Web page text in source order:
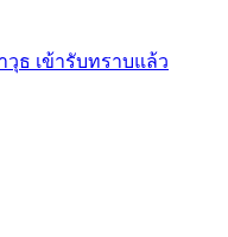
ธ เข้ารับทราบแล้ว